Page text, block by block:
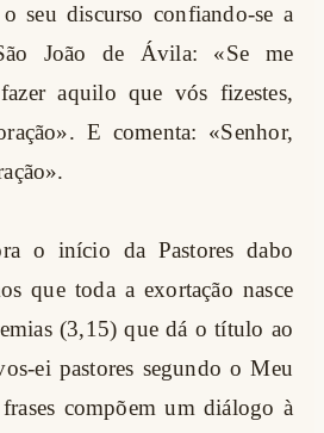
seu discurso confiando-se a
João de Ávila: «Se me
aquilo que vós fizestes,
E comenta: «Senhor,
o início da Pastores dabo
que toda a exortação nasce
(3,15) que dá o título ao
ei pastores segundo o Meu
compõem um diálogo à